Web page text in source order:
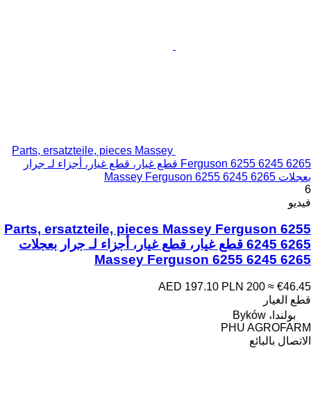
Parts, ersatzteile, pieces Massey
Ferguson 6255 6245 6265 قطع غيار، قطع غيار، أجزاء لـ جرار
بعجلات Massey Ferguson 6255 6245 6265
6
فيديو
Parts, ersatzteile, pieces Massey Ferguson 6255
6245 6265 قطع غيار، قطع غيار، أجزاء لـ جرار بعجلات
Massey Ferguson 6255 6245 6265
AED 197.10 PLN 200 ≈ €46.45
قطع الغيار
بولندا، Byków
PHU AGROFARM
الاتصال بالبائع